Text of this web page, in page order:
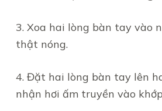
3. Xoa hai lòng bàn tay vào
thật nóng.
4. Đặt hai lòng bàn tay lên
nhận hơi ấm truyền vào